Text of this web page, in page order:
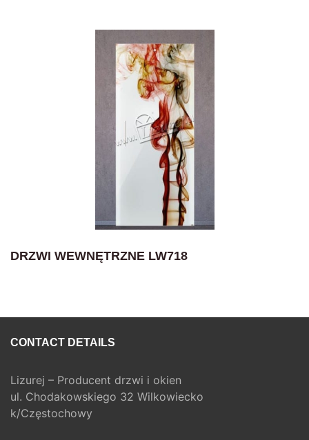
DRZWI WEWNĘTRZNE LW718
CONTACT DETAILS
Lizurej – Producent drzwi i okien
ul. Chodakowskiego 32 Wilkowiecko
k/Częstochowy